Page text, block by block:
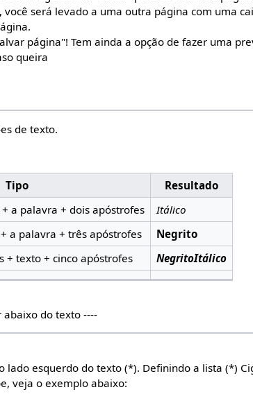
será levado a uma outra página com uma
página"! Tem ainda a opção de fazer uma
queira
de texto.
Tipo
Resultado
a palavra + dois apóstrofes
Itálico
a palavra + três apóstrofes
Negrito
+ texto + cinco apóstrofes NegritoItálico
abaixo do texto ----
lado esquerdo do texto (*). Definindo a lista (*)
veja o exemplo abaixo: